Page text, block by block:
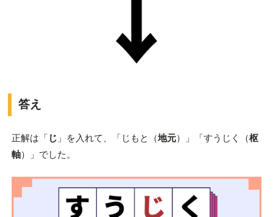
答え
正解は「 じ 」を入れて、「じもと（地元）」「すうじく（枢
軸）」でした。